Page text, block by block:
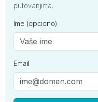
putovanjima.
Ime (opciono)
Email